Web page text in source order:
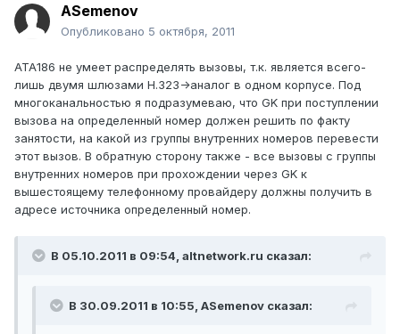
ASemenov
Опубликовано 5 октября, 2011
ATA186 не умеет распределять вызовы, т.к. является всего-
лишь двумя шлюзами H.323->аналог в одном корпусе. Под
многоканальностью я подразумеваю, что GK при поступлении
вызова на определенный номер должен решить по факту
занятости, на какой из группы внутренних номеров перевести
этот вызов. В обратную сторону также - все вызовы с группы
внутренних номеров при прохождении через GK к
вышестоящему телефонному провайдеру должны получить в
адресе источника определенный номер.
В 05.10.2011 в 09:54, altnetwork.ru сказал:
В 30.09.2011 в 10:55, ASemenov сказал: